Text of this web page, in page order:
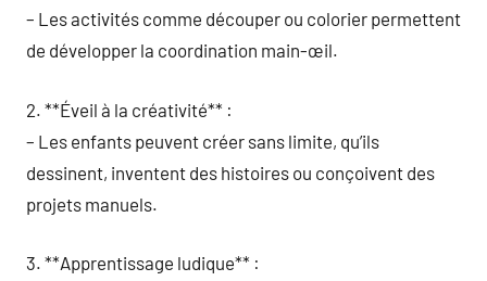
– Les activités comme découper ou colorier permettent
de développer la coordination main-œil.
2. **Éveil à la créativité** :
– Les enfants peuvent créer sans limite, qu’ils
dessinent, inventent des histoires ou conçoivent des
projets manuels.
3. **Apprentissage ludique** :